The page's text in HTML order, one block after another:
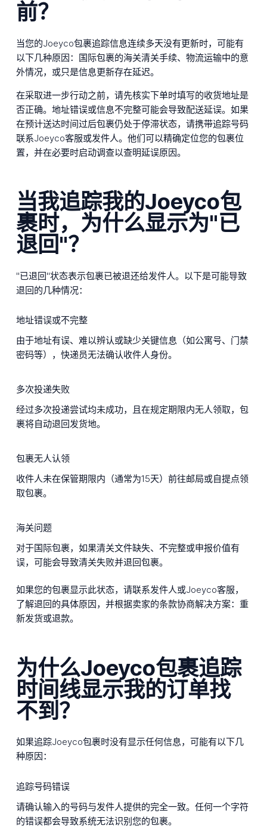
前？
当您的Joeyco包裹追踪信息连续多天没有更新时，可能有
以下几种原因：国际包裹的海关清关手续、物流运输中的意
外情况，或只是信息更新存在延迟。
在采取进一步行动之前，请先核实下单时填写的收货地址是
否正确。地址错误或信息不完整可能会导致配送延误。如果
在预计送达时间过后包裹仍处于停滞状态，请携带追踪号码
联系Joeyco客服或发件人。他们可以精确定位您的包裹位
置，并在必要时启动调查以查明延误原因。
当我追踪我的Joeyco包
裹时，为什么显示为"已
退回"？
"已退回"状态表示包裹已被退还给发件人。以下是可能导致
退回的几种情况：
地址错误或不完整
由于地址有误、难以辨认或缺少关键信息（如公寓号、门禁
密码等），快递员无法确认收件人身份。
多次投递失败
经过多次投递尝试均未成功，且在规定期限内无人领取，包
裹将自动退回发货地。
包裹无人认领
收件人未在保管期限内（通常为15天）前往邮局或自提点领
取包裹。
海关问题
对于国际包裹，如果清关文件缺失、不完整或申报价值有
误，可能会导致清关失败并退回包裹。
如果您的包裹显示此状态，请联系发件人或Joeyco客服，
了解退回的具体原因，并根据卖家的条款协商解决方案：重
新发货或退款。
为什么Joeyco包裹追踪
时间线显示我的订单找
不到？
如果追踪Joeyco包裹时没有显示任何信息，可能有以下几
种原因：
追踪号码错误
请确认输入的号码与发件人提供的完全一致。任何一个字符
的错误都会导致系统无法识别您的包裹。